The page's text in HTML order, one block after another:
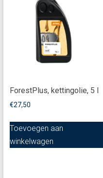
ForestPlus, kettingolie, 5 l
€27,50
Toevoegen aan
winkelwagen